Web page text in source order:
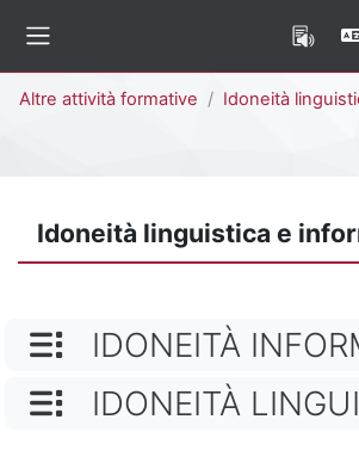
Altre attività formative Idoneità linguistica e
Idoneità linguistica e
NOME
IDONEITÀ INFORMATICA D'ATENEO:
NOME
IDONEITÀ LINGUISTICA: